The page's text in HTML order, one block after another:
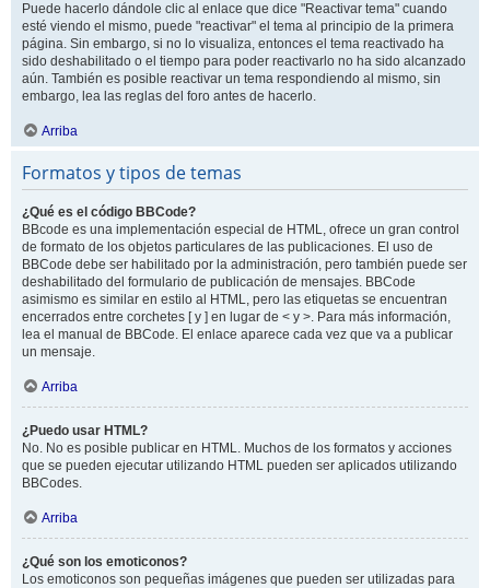
Puede hacerlo dándole clic al enlace que dice "Reactivar tema" cuando
esté viendo el mismo, puede "reactivar" el tema al principio de la primera
página. Sin embargo, si no lo visualiza, entonces el tema reactivado ha
sido deshabilitado o el tiempo para poder reactivarlo no ha sido alcanzado
aún. También es posible reactivar un tema respondiendo al mismo, sin
embargo, lea las reglas del foro antes de hacerlo.
Arriba
Formatos y tipos de temas
¿Qué es el código BBCode?
BBcode es una implementación especial de HTML, ofrece un gran control
de formato de los objetos particulares de las publicaciones. El uso de
BBCode debe ser habilitado por la administración, pero también puede ser
deshabilitado del formulario de publicación de mensajes. BBCode
asimismo es similar en estilo al HTML, pero las etiquetas se encuentran
encerrados entre corchetes [ y ] en lugar de < y >. Para más información,
lea el manual de BBCode. El enlace aparece cada vez que va a publicar
un mensaje.
Arriba
¿Puedo usar HTML?
No. No es posible publicar en HTML. Muchos de los formatos y acciones
que se pueden ejecutar utilizando HTML pueden ser aplicados utilizando
BBCodes.
Arriba
¿Qué son los emoticonos?
Los emoticonos son pequeñas imágenes que pueden ser utilizadas para